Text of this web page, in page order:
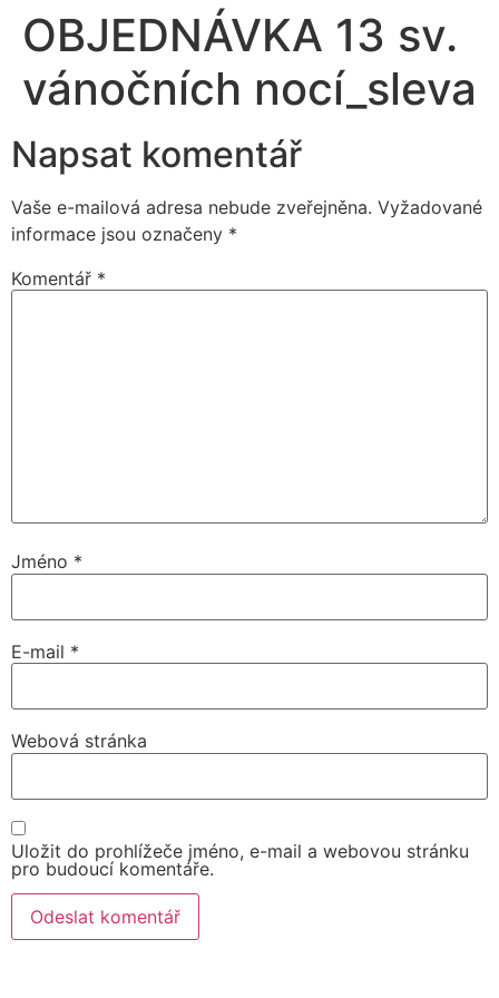
OBJEDNÁVKA 13 sv.
vánočních nocí_sleva
Napsat komentář
Vaše e-mailová adresa nebude zveřejněna. Vyžadované
informace jsou označeny *
Komentář *
Jméno *
E-mail *
Webová stránka
Uložit do prohlížeče jméno, e-mail a webovou stránku
pro budoucí komentáře.